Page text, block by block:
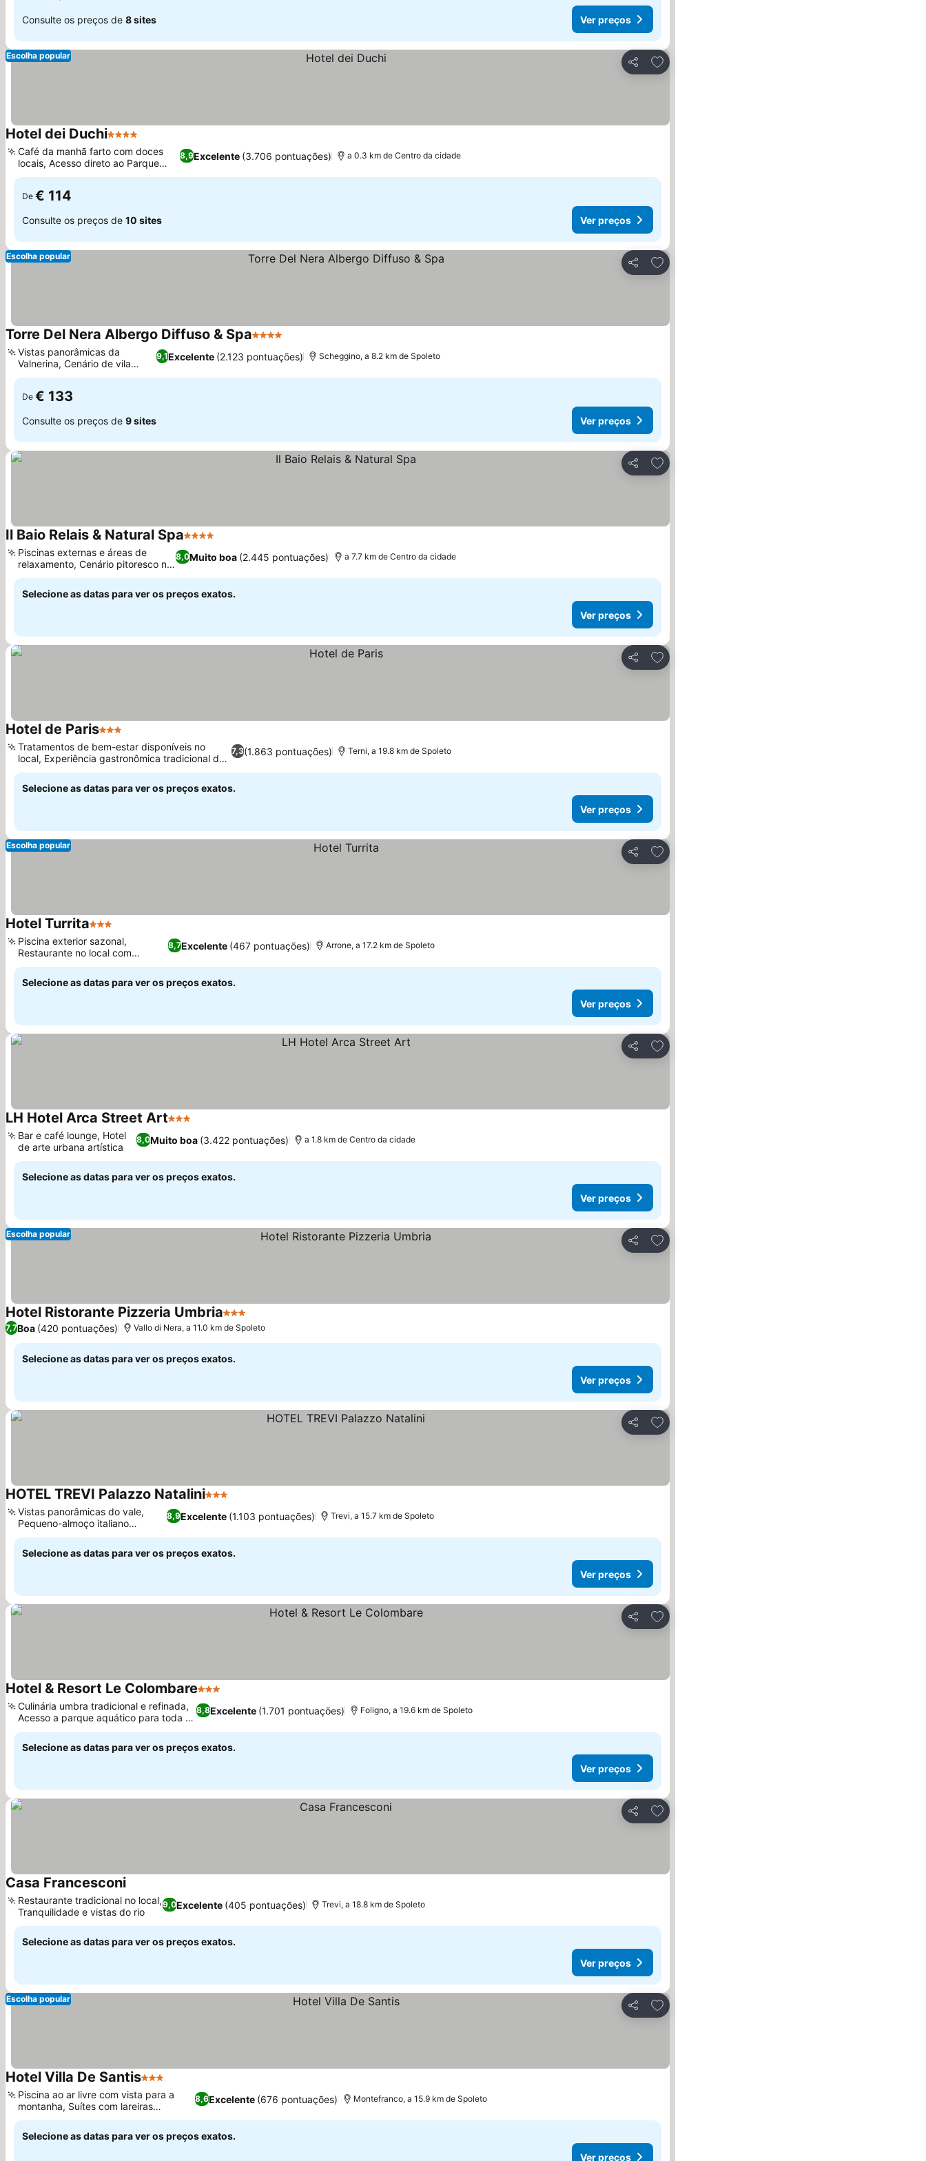
Consulte os preços de 8 sites Ver preços
Partilhar
Adicionar aos favoritos
Escolha popular
Hotel dei Duchi4 Estrelas
8,9Excelente (3.706 pontuações)
Café da manhã farto com doces
locais, Acesso direto ao Parque
Ancajani
a 0.3 km de Centro da cidade
De € 114
Consulte os preços de 10 sites Ver preços
Partilhar
Adicionar aos favoritos
Escolha popular
Torre Del Nera Albergo Diffuso & Spa4 Estrelas
9,1Excelente (2.123 pontuações)
Vistas panorâmicas da
Valnerina, Cenário de vila
medieval
Scheggino, a 8.2 km de Spoleto
De € 133
Consulte os preços de 9 sites Ver preços
Partilhar
Adicionar aos favoritos
Il Baio Relais & Natural Spa4 Estrelas
8,0Muito boa (2.445 pontuações)
Piscinas externas e áreas de
relaxamento, Cenário pitoresco no
campo
a 7.7 km de Centro da cidade
Selecione as datas para ver os preços exatos.
Ver preços
Partilhar
Adicionar aos favoritos
Hotel de Paris3 Estrelas
7,3(1.863 pontuações)
Tratamentos de bem-estar disponíveis no
local, Experiência gastronômica tradicional da
Úmbria
Terni, a 19.8 km de Spoleto
Selecione as datas para ver os preços exatos.
Ver preços
Partilhar
Adicionar aos favoritos
Escolha popular
Hotel Turrita3 Estrelas
8,7Excelente (467 pontuações)
Piscina exterior sazonal,
Restaurante no local com
culinária local
Arrone, a 17.2 km de Spoleto
Selecione as datas para ver os preços exatos.
Ver preços
Partilhar
Adicionar aos favoritos
LH Hotel Arca Street Art3 Estrelas
8,0Muito boa (3.422 pontuações)
Bar e café lounge, Hotel
de arte urbana artística
a 1.8 km de Centro da cidade
Selecione as datas para ver os preços exatos.
Ver preços
Partilhar
Adicionar aos favoritos
Escolha popular
Hotel Ristorante Pizzeria Umbria3 Estrelas
7,7Boa (420 pontuações) Vallo di Nera, a 11.0 km de Spoleto
Selecione as datas para ver os preços exatos.
Ver preços
Partilhar
Adicionar aos favoritos
HOTEL TREVI Palazzo Natalini3 Estrelas
8,9Excelente (1.103 pontuações)
Vistas panorâmicas do vale,
Pequeno-almoço italiano
tradicional
Trevi, a 15.7 km de Spoleto
Selecione as datas para ver os preços exatos.
Ver preços
Partilhar
Adicionar aos favoritos
Hotel & Resort Le Colombare3 Estrelas
8,8Excelente (1.701 pontuações)
Culinária umbra tradicional e refinada,
Acesso a parque aquático para toda a
família
Foligno, a 19.6 km de Spoleto
Selecione as datas para ver os preços exatos.
Ver preços
Partilhar
Adicionar aos favoritos
Casa FrancesconiVer preços
9,0Excelente (405 pontuações)
Restaurante tradicional no local,
Tranquilidade e vistas do rio
Trevi, a 18.8 km de Spoleto
Selecione as datas para ver os preços exatos.
Ver preços
Partilhar
Adicionar aos favoritos
Escolha popular
Hotel Villa De Santis3 Estrelas
8,6Excelente (676 pontuações)
Piscina ao ar livre com vista para a
montanha, Suítes com lareiras
aconchegantes
Montefranco, a 15.9 km de Spoleto
Selecione as datas para ver os preços exatos.
Ver preços